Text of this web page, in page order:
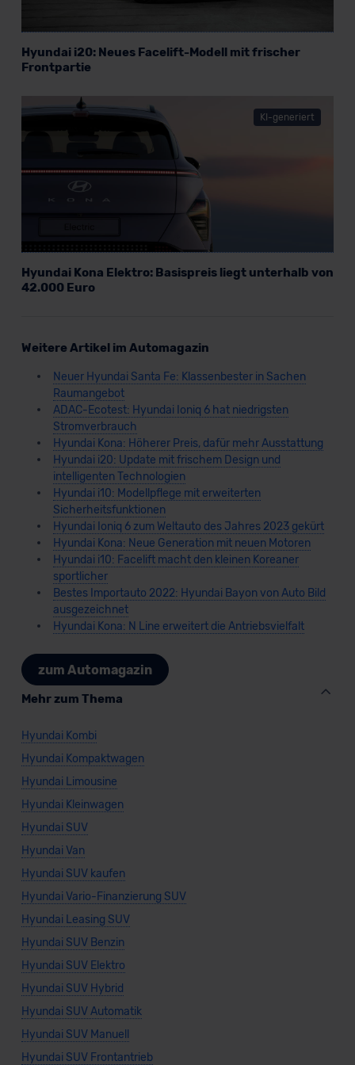
Hyundai i20: Neues Facelift-Modell mit frischer
Frontpartie
KI-generiert
Hyundai Kona Elektro: Basispreis liegt unterhalb von
42.000 Euro
Weitere Artikel im Automagazin
Neuer Hyundai Santa Fe: Klassenbester in Sachen
Raumangebot
ADAC-Ecotest: Hyundai Ioniq 6 hat niedrigsten
Stromverbrauch
Hyundai Kona: Höherer Preis, dafür mehr Ausstattung
Hyundai i20: Update mit frischem Design und
intelligenten Technologien
Hyundai i10: Modellpflege mit erweiterten
Sicherheitsfunktionen
Hyundai Ioniq 6 zum Weltauto des Jahres 2023 gekürt
Hyundai Kona: Neue Generation mit neuen Motoren
Hyundai i10: Facelift macht den kleinen Koreaner
sportlicher
Bestes Importauto 2022: Hyundai Bayon von Auto Bild
ausgezeichnet
Hyundai Kona: N Line erweitert die Antriebsvielfalt
zum Automagazin
Mehr zum Thema
Hyundai Kombi
Hyundai Kompaktwagen
Hyundai Limousine
Hyundai Kleinwagen
Hyundai SUV
Hyundai Van
Hyundai SUV kaufen
Hyundai Vario-Finanzierung SUV
Hyundai Leasing SUV
Hyundai SUV Benzin
Hyundai SUV Elektro
Hyundai SUV Hybrid
Hyundai SUV Automatik
Hyundai SUV Manuell
Hyundai SUV Frontantrieb